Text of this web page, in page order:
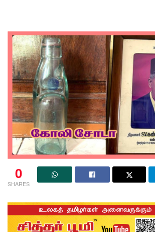
0
SHARES